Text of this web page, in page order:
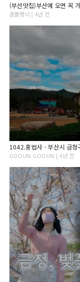
(부산맛집)부산에 오면 꼭
훈똘뱅이 | 4년 전
1042.홍법사 - 부산시 금정
GOOUN GOOUN | 4년 전